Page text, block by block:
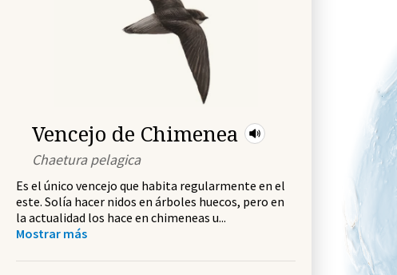
Vencejo de Chimenea
Chaetura pelagica
Es el único vencejo que habita regularmente en el
este. Solía hacer nidos en árboles huecos, pero en
la actualidad los hace en chimeneas u...
Mostrar más